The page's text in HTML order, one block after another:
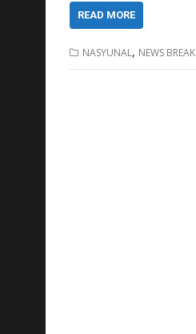
READ MORE
NASYUNAL, NEWS BREAK